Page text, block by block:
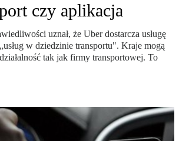
czy aplikacja
uznał, że Uber dostarcza usługę
w dziedzinie transportu". Kraje mogą
tak jak firmy transportowej. To